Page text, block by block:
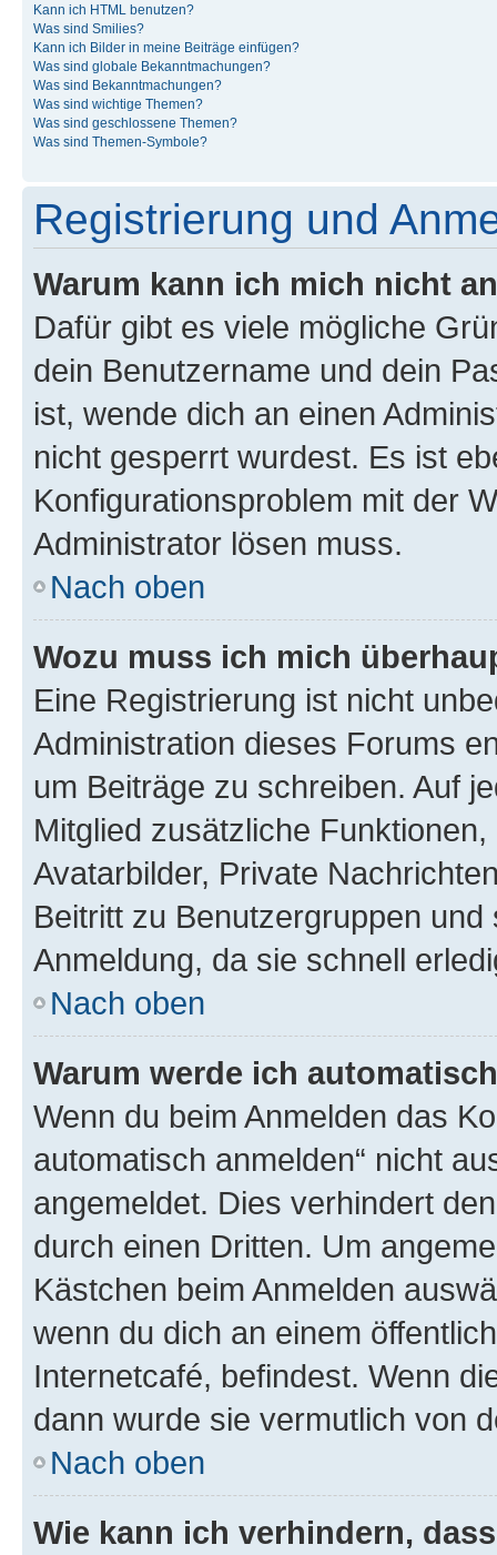
Kann ich HTML benutzen?
Was sind Smilies?
Kann ich Bilder in meine Beiträge einfügen?
Was sind globale Bekanntmachungen?
Was sind Bekanntmachungen?
Was sind wichtige Themen?
Was sind geschlossene Themen?
Was sind Themen-Symbole?
Registrierung und
Warum kann ich mich nicht
Dafür gibt es viele mögliche
dein Benutzername und dein
ist, wende dich an einen
nicht gesperrt wurdest. Es ist
Konfigurationsproblem mit der
Administrator lösen muss.
Nach oben
Wozu muss ich mich
Eine Registrierung ist nicht
Administration dieses Forums
um Beiträge zu schreiben. Auf
Mitglied zusätzliche
Avatarbilder, Private
Beitritt zu Benutzergruppen
Anmeldung, da sie schnell
Nach oben
Warum werde ich
Wenn du beim Anmelden das
automatisch anmelden“ nicht
angemeldet. Dies verhindert
durch einen Dritten. Um
Kästchen beim Anmelden
wenn du dich an einem
Internetcafé, befindest. Wenn
dann wurde sie vermutlich von
Nach oben
Wie kann ich verhindern,